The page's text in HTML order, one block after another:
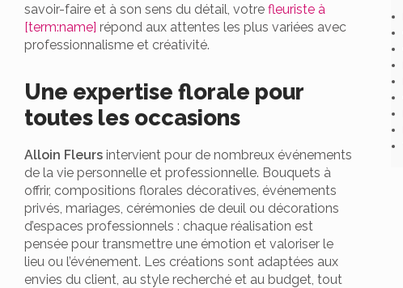
savoir-faire et à son sens du détail, votre fleuriste à
[term:name] répond aux attentes les plus variées avec
professionnalisme et créativité.
Une expertise florale pour
toutes les occasions
Alloin Fleurs intervient pour de nombreux événements
de la vie personnelle et professionnelle. Bouquets à
offrir, compositions florales décoratives, événements
privés, mariages, cérémonies de deuil ou décorations
d’espaces professionnels : chaque réalisation est
pensée pour transmettre une émotion et valoriser le
lieu ou l’événement. Les créations sont adaptées aux
envies du client, au style recherché et au budget, tout